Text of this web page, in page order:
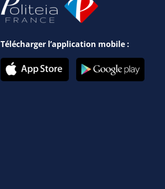
Télécharger l’application mobile :